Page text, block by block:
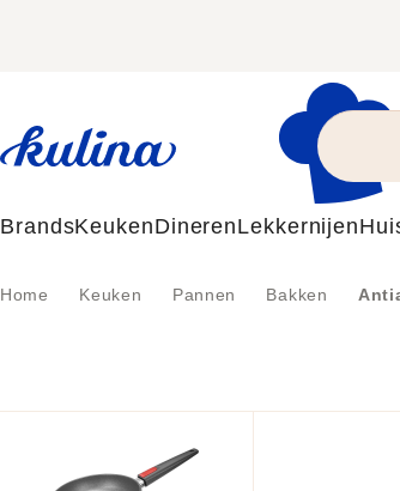
BrandsKeukenDinerenLekkernijen
Home Keuken Pannen Bakken